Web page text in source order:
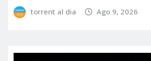
torrent al dia Ago 9, 2026